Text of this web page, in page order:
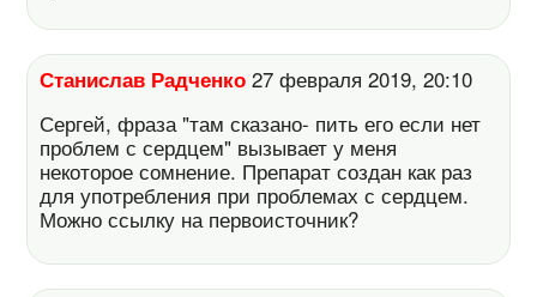
Станислав Радченко 27 февраля 2019, 20:10
Сергей, фраза "там сказано- пить его если нет
проблем с сердцем" вызывает у меня
некоторое сомнение. Препарат создан как раз
для употребления при проблемах с сердцем.
Можно ссылку на первоисточник?